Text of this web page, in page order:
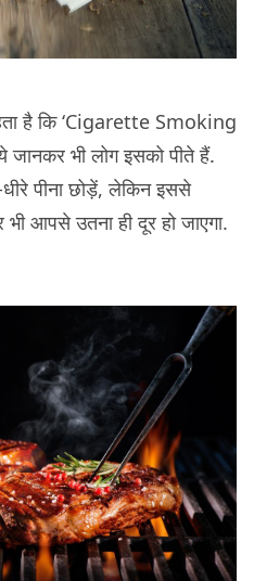
है कि ‘Cigarette Smoking
भी लोग इसको पीते हैं.
पीना छोड़ें, लेकिन इससे
आपसे उतना ही दूर हो जाएगा.